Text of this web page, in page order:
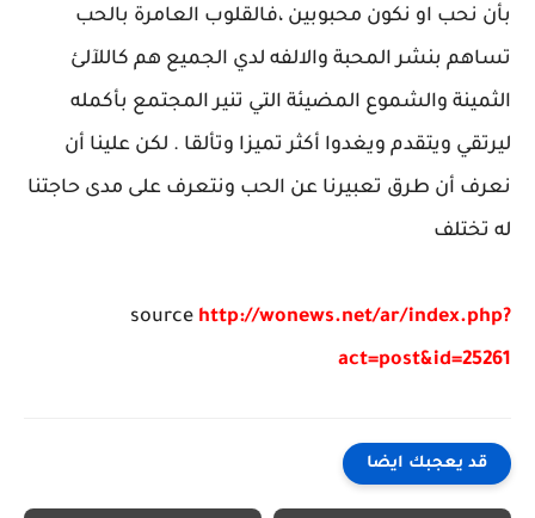
بأن نحب او نكون محبوبين ،فالقلوب العامرة بالحب
تساهم بنشر المحبة والالفه لدي الجميع هم كاللآلئ
الثمينة والشموع المضيئة التي تنير المجتمع بأكمله
ليرتقي ويتقدم ويغدوا أكثر تميزا وتألقا . لكن علينا أن
نعرف أن طرق تعبيرنا عن الحب ونتعرف على مدى حاجتنا
له تختلف
source http://wonews.net/ar/index.php?
act=post&id=25261
قد يعجبك ايضا